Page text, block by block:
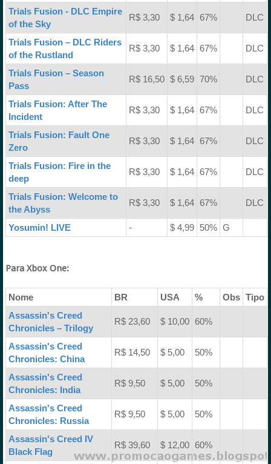
Trials Fusion - DLC Empire
of the Sky
R$ 3,30 $ 1,64 67% DLC
Trials Fusion – DLC Riders
of the Rustland
R$ 3,30 $ 1,64 67% DLC
Trials Fusion – Season
Pass
R$ 16,50 $ 6,59 70% DLC
Trials Fusion: After The
Incident
R$ 3,30 $ 1,64 67% DLC
Trials Fusion: Fault One
Zero
R$ 3,30 $ 1,64 67% DLC
Trials Fusion: Fire in the
deep
R$ 3,30 $ 1,64 67% DLC
Trials Fusion: Welcome to
the Abyss
R$ 3,30 $ 1,64 67% DLC
Yosumin! LIVE - $ 4,99 50% G
Para Xbox One:
Nome BR USA % Obs Tipo
Assassin's Creed
Chronicles – Trilogy
R$ 23,60 $ 10,00 60%
Assassin's Creed
Chronicles: China
R$ 14,50 $ 5,00 50%
Assassin's Creed
Chronicles: India
R$ 9,50 $ 5,00 50%
Assassin's Creed
Chronicles: Russia
R$ 9,50 $ 5,00 50%
Assassin's Creed IV
Black Flag
R$ 39,60 $ 12,00 60%